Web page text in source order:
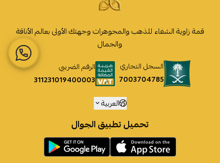
قمة زاوية الشفاء للذهب والمجوهرات وجهتك الأولى بعالم الأناقة
والجمال
السجل التجاري
7003704785
الرقم الضريبي
311231019400003
العربية
تحميل تطبيق الجوال